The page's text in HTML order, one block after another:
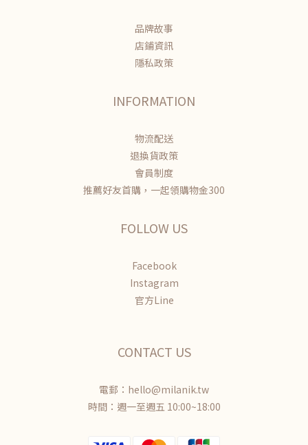
品牌故事
店鋪資訊
隱私政策
INFORMATION
物流配送
退換貨政策
會員制度
推薦好友首購，一起領購物金300
FOLLOW US
Facebook
Instagram
官方Line
CONTACT US
電郵：hello@milanik.tw
時間：週一至週五 10:00~18:00